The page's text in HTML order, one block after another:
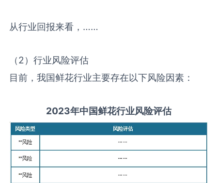
从行业回报来看，……
（2）行业风险评估
目前，我国鲜花行业主要存在以下风险因素：
2023年中国鲜花行业风险评估